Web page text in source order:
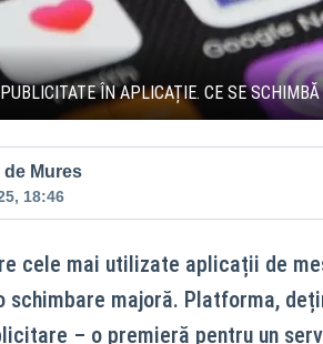
ÎN APLICAȚIE. CE SE
de Mures
18:46
cele mai utilizate aplicații de
schimbare majoră. Platforma,
– o premieră pentru un